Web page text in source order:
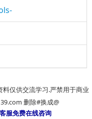
仅供交流学习.严禁用于商业
删除#换成@
服免费在线咨询